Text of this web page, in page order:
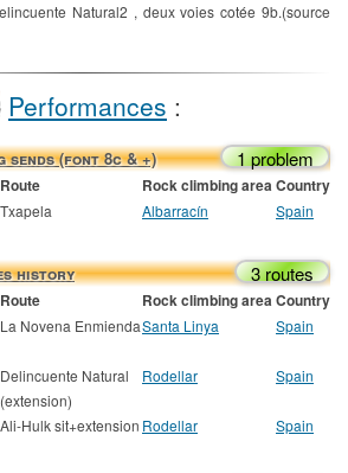
Natural2 , deux voies cotée 9b.(source
Performances :
(font 8c & +) 1 problem
Route Rock climbing areaCountry
Txapela Albarracín Spain
history 3 routes
Route Rock climbing areaCountry
La Novena EnmiendaSanta Linya Spain
Delincuente Natural
(extension)
Rodellar Spain
Ali-Hulk sit+extension Rodellar Spain